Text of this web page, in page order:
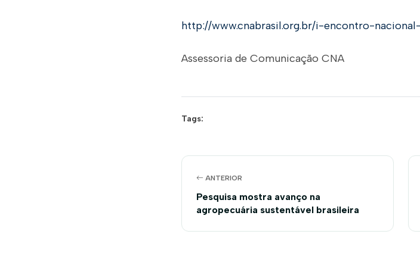
http://www.cnabrasil.org.br/i-encontro-
Assessoria de Comunicação CNA
Tags:
ANTERIOR
Pesquisa mostra avanço na
agropecuária sustentável brasileira